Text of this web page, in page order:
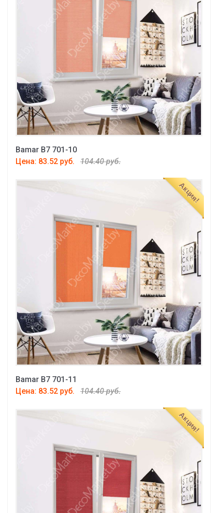
Bamar B7 701-10
Цена: 83.52 руб.
104.40 руб.
Акция!
Bamar B7 701-11
Цена: 83.52 руб.
104.40 руб.
Акция!